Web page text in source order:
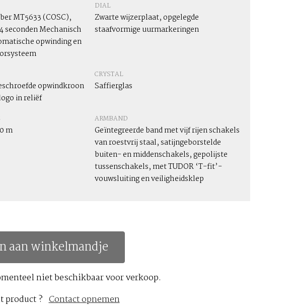
MT5633 (COSC),
seconden Mechanisch
opwinding en
DIAL
Zwarte wijzerplaat, opgelegde
staafvormige uurmarkeringen
opwindkroon
in reliëf
CRYSTAL
Saffierglas
m
ARMBAND
Geïntegreerde band met vijf rijen schakels
van roestvrij staal, satijngeborstelde
buiten- en middenschakels, gepolijste
tussenschakels, met TUDOR ‘T-fit’-
vouwsluiting en veiligheidsklep
aan winkelmandje
niet beschikbaar voor verkoop.
product ? Contact opnemen